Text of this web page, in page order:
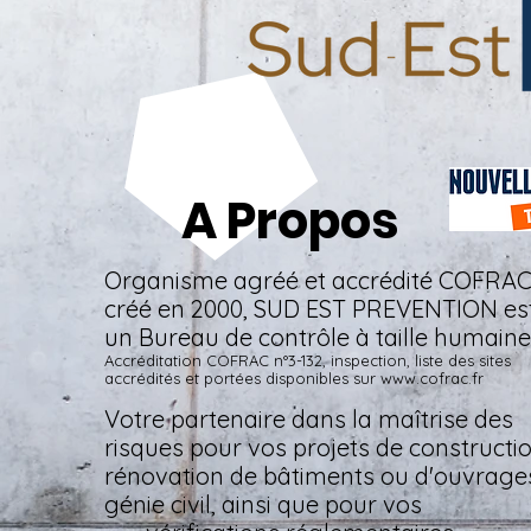
Organisme agréé et accrédité COFRAC
créé en 2000, SUD EST PREVENTION
un Bureau de contrôle à taille
Accréditation COFRAC n°3-132, inspection, liste des sites
accrédités et portées disponibles sur www.cofrac.fr
Votre partenaire dans la maîtrise des
risques pour vos projets de
rénovation de bâtiments ou
génie civil, ainsi que pour vos
A Propos
A Propos